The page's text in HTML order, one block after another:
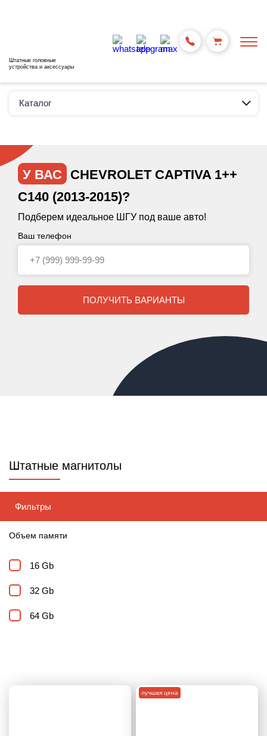
Штатные головные
устройства и аксессуары
Каталог
У ВАС
CHEVROLET CAPTIVA 1++
C140 (2013-2015)?
Подберем идеальное ШГУ под ваше авто!
Ваш телефон
ПОЛУЧИТЬ ВАРИАНТЫ
Штатные магнитолы
Фильтры
Объем памяти
16 Gb
32 Gb
64 Gb
лучшая цена